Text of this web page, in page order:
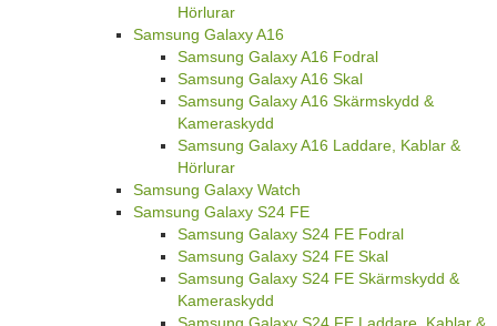
Hörlurar
Samsung Galaxy A16
Samsung Galaxy A16 Fodral
Samsung Galaxy A16 Skal
Samsung Galaxy A16 Skärmskydd &
Kameraskydd
Samsung Galaxy A16 Laddare, Kablar &
Hörlurar
Samsung Galaxy Watch
Samsung Galaxy S24 FE
Samsung Galaxy S24 FE Fodral
Samsung Galaxy S24 FE Skal
Samsung Galaxy S24 FE Skärmskydd &
Kameraskydd